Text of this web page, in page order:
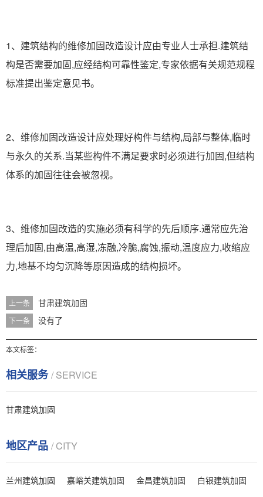
1、建筑结构的维修加固改造设计应由专业人士承担.建筑结
构是否需要加固,应经结构可靠性鉴定,专家依据有关规范规程
标准提出鉴定意见书。
2、维修加固改造设计应处理好构件与结构,局部与整体,临时
与永久的关系.当某些构件不满足要求时必须进行加固,但结构
体系的加固往往会被忽视。
3、维修加固改造的实施必须有科学的先后顺序.通常应先治
理后加固,由高温,高湿,冻融,冷脆,腐蚀,振动,温度应力,收缩应
力,地基不均匀沉降等原因造成的结构损坏。
上一条 甘肃建筑加固
下一条 没有了
本文标签：
相关服务/ SERVICE
甘肃建筑加固
地区产品 / CITY
兰州建筑加固 嘉峪关建筑加固 金昌建筑加固
白银建筑加固